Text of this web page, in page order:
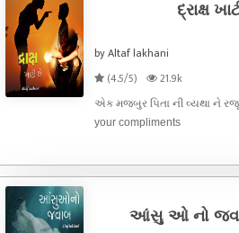
દ્રાક્ષ
by Altaf lakhani
(4.5/5)
21.9k
એક મજબુર પિતા ની વ્યથા ને રજૂ
your compliments
આંસુ ઓ નો